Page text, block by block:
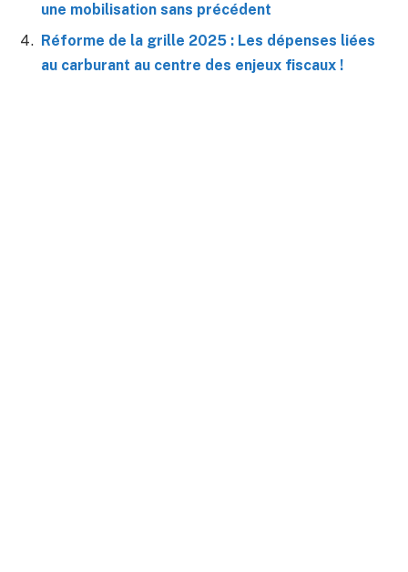
une mobilisation sans précédent
Réforme de la grille 2025 : Les dépenses liées
au carburant au centre des enjeux fiscaux !